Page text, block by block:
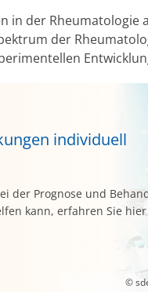
in der Rheumatologie
der
individuell
der Prognose und
kann, erfahren Sie
©